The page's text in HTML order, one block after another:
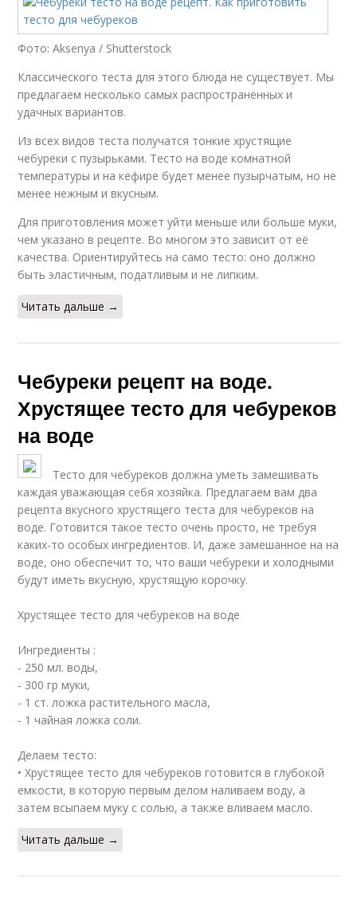
Фото: Aksenya / Shutterstock
Классического теста для этого блюда не существует. Мы
предлагаем несколько самых распространённых и
удачных вариантов.
Из всех видов теста получатся тонкие хрустящие
чебуреки с пузырьками. Тесто на воде комнатной
температуры и на кефире будет менее пузырчатым, но не
менее нежным и вкусным.
Для приготовления может уйти меньше или больше муки,
чем указано в рецепте. Во многом это зависит от её
качества. Ориентируйтесь на само тесто: оно должно
быть эластичным, податливым и не липким.
Читать дальше →
Чебуреки рецепт на воде.
Хрустящее тесто для чебуреков
на воде
Тесто для чебуреков должна уметь замешивать
каждая уважающая себя хозяйка. Предлагаем вам два
рецепта вкусного хрустящего теста для чебуреков на
воде. Готовится такое тесто очень просто, не требуя
каких-то особых ингредиентов. И, даже замешанное на на
воде, оно обеспечит то, что ваши чебуреки и холодными
будут иметь вкусную, хрустящую корочку.
Хрустящее тесто для чебуреков на воде
Ингредиенты :
- 250 мл. воды,
- 300 гр муки,
- 1 ст. ложка растительного масла,
- 1 чайная ложка соли.
Делаем тесто:
• Хрустящее тесто для чебуреков готовится в глубокой
емкости, в которую первым делом наливаем воду, а
затем всыпаем муку с солью, а также вливаем масло.
Читать дальше →